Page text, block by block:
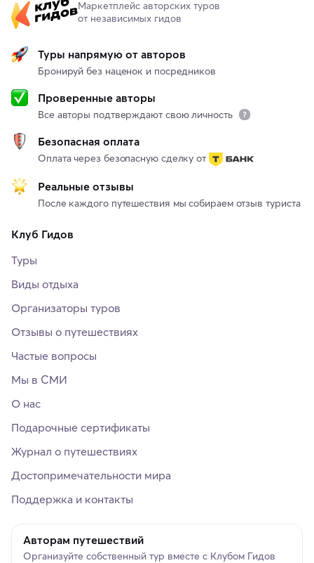
Маркетплейс авторских туров
от независимых гидов
Туры напрямую от авторов
Бронируй без наценок и посредников
Проверенные авторы
Все авторы подтверждают свою личность
Безопасная оплата
Оплата через безопасную сделку от
Реальные отзывы
После каждого путешествия мы собираем отзыв туриста
Клуб Гидов
Туры
Виды отдыха
Организаторы туров
Отзывы о путешествиях
Частые вопросы
Мы в СМИ
О нас
Подарочные сертификаты
Журнал о путешествиях
Достопримечательности мира
Поддержка и контакты
Авторам путешествий
Организуйте собственный тур вместе с Клубом Гидов